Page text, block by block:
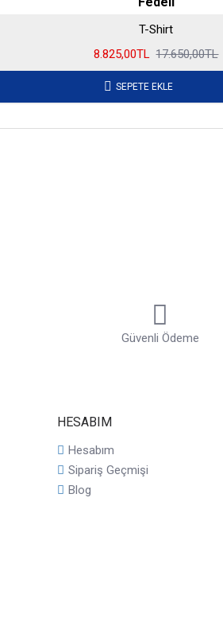
T-Shirt
8.825,00TL 17.650,00TL
SEPETE EKLE
Güvenli Ödeme
HESABIM
Hesabım
Sipariş Geçmişi
Blog